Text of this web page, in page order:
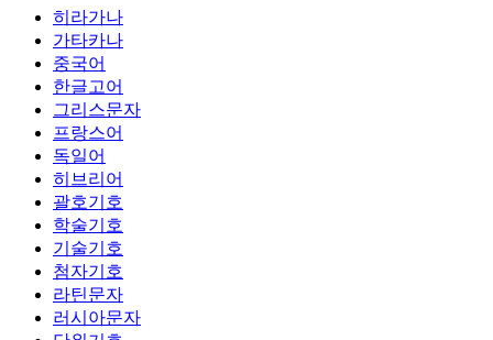
히라가나
가타카나
중국어
한글고어
그리스문자
프랑스어
독일어
히브리어
괄호기호
학술기호
기술기호
첨자기호
라틴문자
러시아문자